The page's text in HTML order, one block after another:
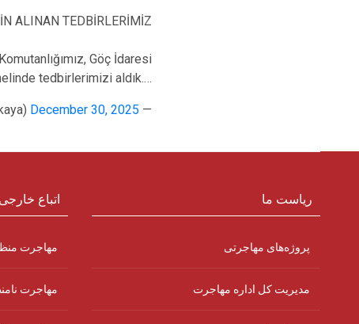
ALINAN TEDBİRLERİMİZ
Göç İdaresi
tedbirlerimizi aldık.…
— Ali Yerlikaya (@AliYerlikaya)
December 30, 2025
ریاست ما
پروژه‌های مهاجرتی
مدیریت کل اداره مهاجرت
اتباع خارجی
مهاجرت
مهاجرت